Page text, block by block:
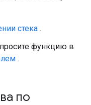
стека .
функцию в
.
по